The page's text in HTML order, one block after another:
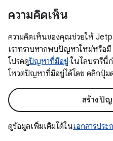
ความคิดเห็น
ความคิดเห็นของคุณช่วยให้
เราทราบหากพบปัญหาใหม่หรือมี
โปรดดูปัญหาที่มีอยู่ ในไลบรารีนี้
โหวตปัญหาที่มีอยู่ได้โดย คลิกปุ่ม
สร้างปั
ดูข้อมูลเพิ่มเติมได้ในเอกสารปร